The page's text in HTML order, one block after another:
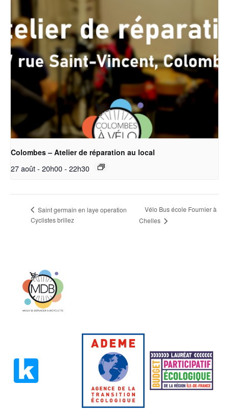
Colombes – Atelier de réparation au local
27 août - 20h00- 22h30
Saint germain en laye operation
Cyclistes brillez
Vélo Bus école Fournier à
Chelles